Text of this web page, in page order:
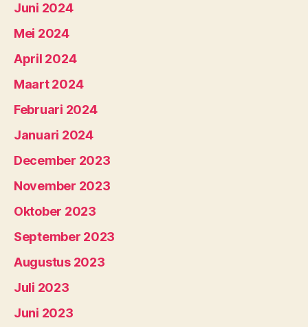
Juni 2024
Mei 2024
April 2024
Maart 2024
Februari 2024
Januari 2024
December 2023
November 2023
Oktober 2023
September 2023
Augustus 2023
Juli 2023
Juni 2023